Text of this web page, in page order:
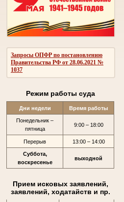
Запросы ОПФР по постановлению
Правительства РФ от 28.06.2021 №
1037
Режим работы суда
Дни недели Время работы
Понедельник –
пятница
9:00 – 18:00
Перерыв 13:00 – 14:00
Суббота,
воскресенье
выходной
Прием исковых заявлений,
заявлений, ходатайств и пр.